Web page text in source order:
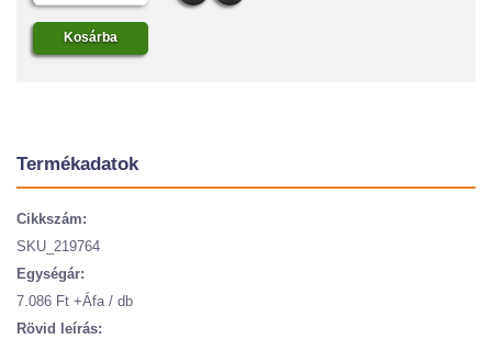
Termékadatok
Cikkszám:
SKU_219764
Egységár:
7.086 Ft +Áfa / db
Rövid leírás: